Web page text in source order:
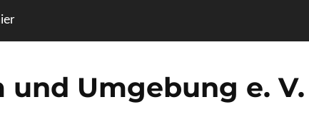
Umgebung e. V.